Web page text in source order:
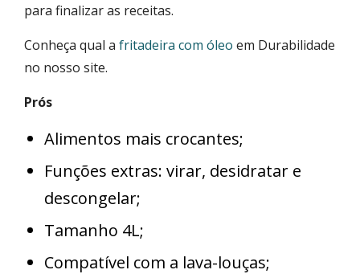
para finalizar as receitas.
Conheça qual a fritadeira com óleo em Durabilidade
no nosso site.
Prós
Alimentos mais crocantes;
Funções extras: virar, desidratar e
descongelar;
Tamanho 4L;
Compatível com a lava-louças;